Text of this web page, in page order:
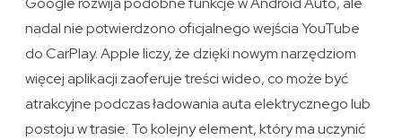
nadal nie potwierdzono oficjalnego wejścia YouTube
do CarPlay. Apple liczy, że dzięki nowym narzędziom
więcej aplikacji zaoferuje treści wideo, co może być
atrakcyjne podczas ładowania auta elektrycznego lub
postoju w trasie. To kolejny element, który ma uczynić